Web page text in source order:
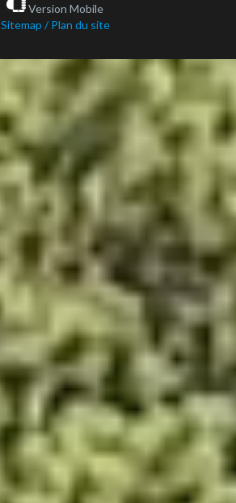
Version Mobile
Sitemap / Plan du site